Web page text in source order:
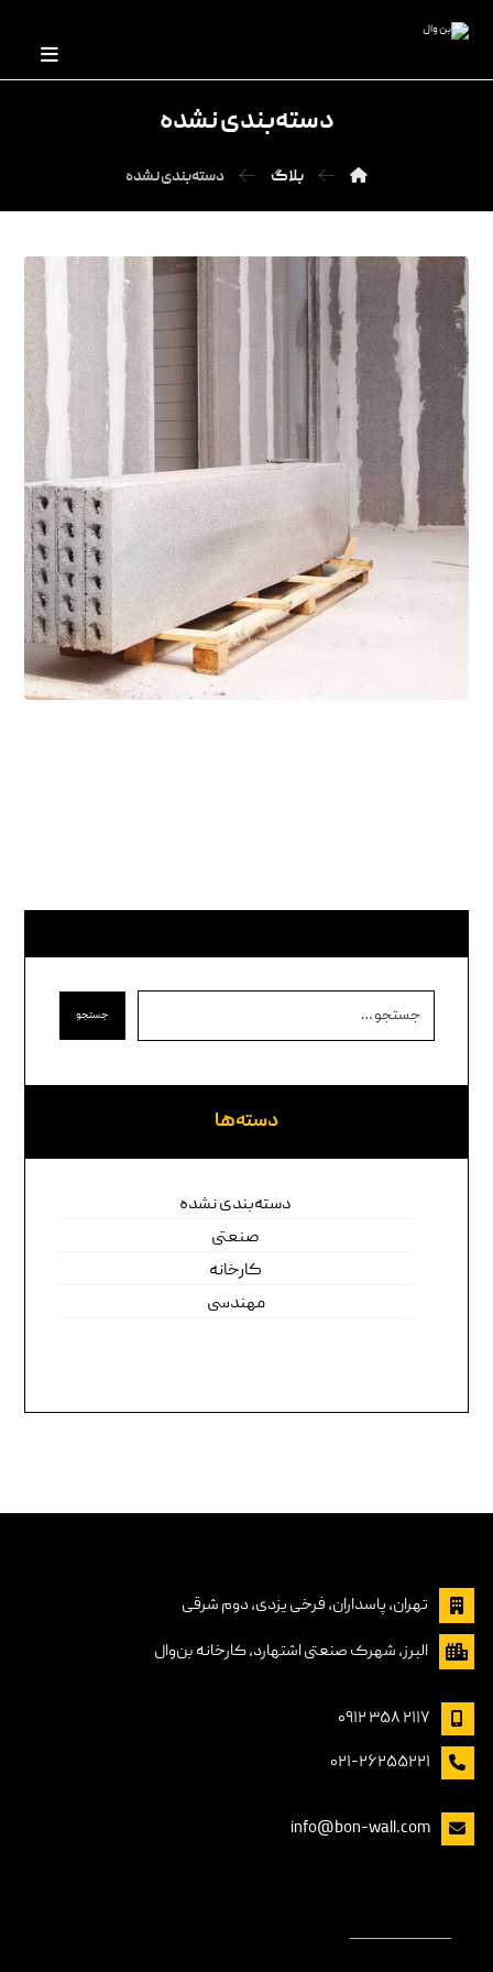
دسته‌بندی نشده
بلاگ دسته‌بندی نشده
جستجو
دسته‌ها
دسته‌بندی نشده
صنعتی
کارخانه
مهندسی
تهران، پاسداران, فرخی یزدی، دوم شرقی
البرز، شهرک صنعتی اشتهارد، کارخانه بن‌وال
۲۱۱۷ ۳۵۸ ۰۹۱۲
۰۲۱-۲۶۲۵۵۲۲۱
info@bon-wall.com